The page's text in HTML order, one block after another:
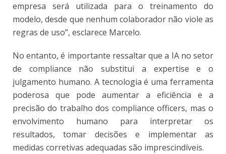
empresa será utilizada para o treinamento do
modelo, desde que nenhum colaborador não viole as
regras de uso”, esclarece Marcelo.
No entanto, é importante ressaltar que a IA no setor
de compliance não substitui a expertise e o
julgamento humano. A tecnologia é uma ferramenta
poderosa que pode aumentar a eficiência e a
precisão do trabalho dos compliance officers, mas o
envolvimento humano para interpretar os
resultados, tomar decisões e implementar as
medidas corretivas adequadas são imprescindíveis.